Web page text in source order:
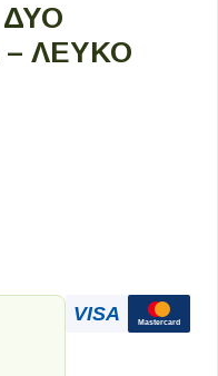
– ΛΕΥΚΟ
VISA Mastercard